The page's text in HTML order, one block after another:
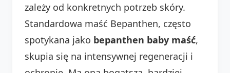
zależy od konkretnych potrzeb skóry.
Standardowa maść Bepanthen, często
spotykana jako bepanthen baby maść,
skupia się na intensywnej regeneracji i